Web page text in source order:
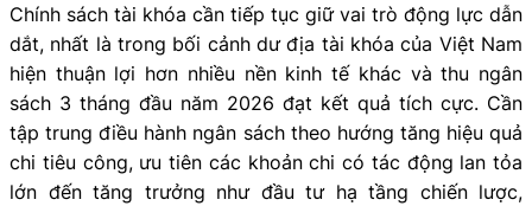
Chính sách tài khóa cần tiếp tục giữ vai trò động lực dẫn
dắt, nhất là trong bối cảnh dư địa tài khóa của Việt Nam
hiện thuận lợi hơn nhiều nền kinh tế khác và thu ngân
sách 3 tháng đầu năm 2026 đạt kết quả tích cực. Cần
tập trung điều hành ngân sách theo hướng tăng hiệu quả
chi tiêu công, ưu tiên các khoản chi có tác động lan tỏa
lớn đến tăng trưởng như đầu tư hạ tầng chiến lược,